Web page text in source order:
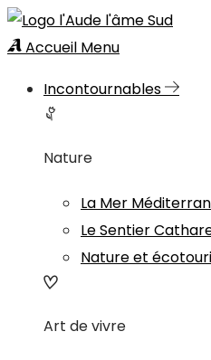
Accueil Menu
Incontournables
Nature
La Mer
Le Sentier
Nature et
Art de vivre